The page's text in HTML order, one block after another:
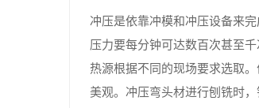
冲压是依靠冲模和冲压设备来
压力要每分钟可达数百次甚至
热源根据不同的现场要求选取
美观。冲压弯头材进行刨铣时